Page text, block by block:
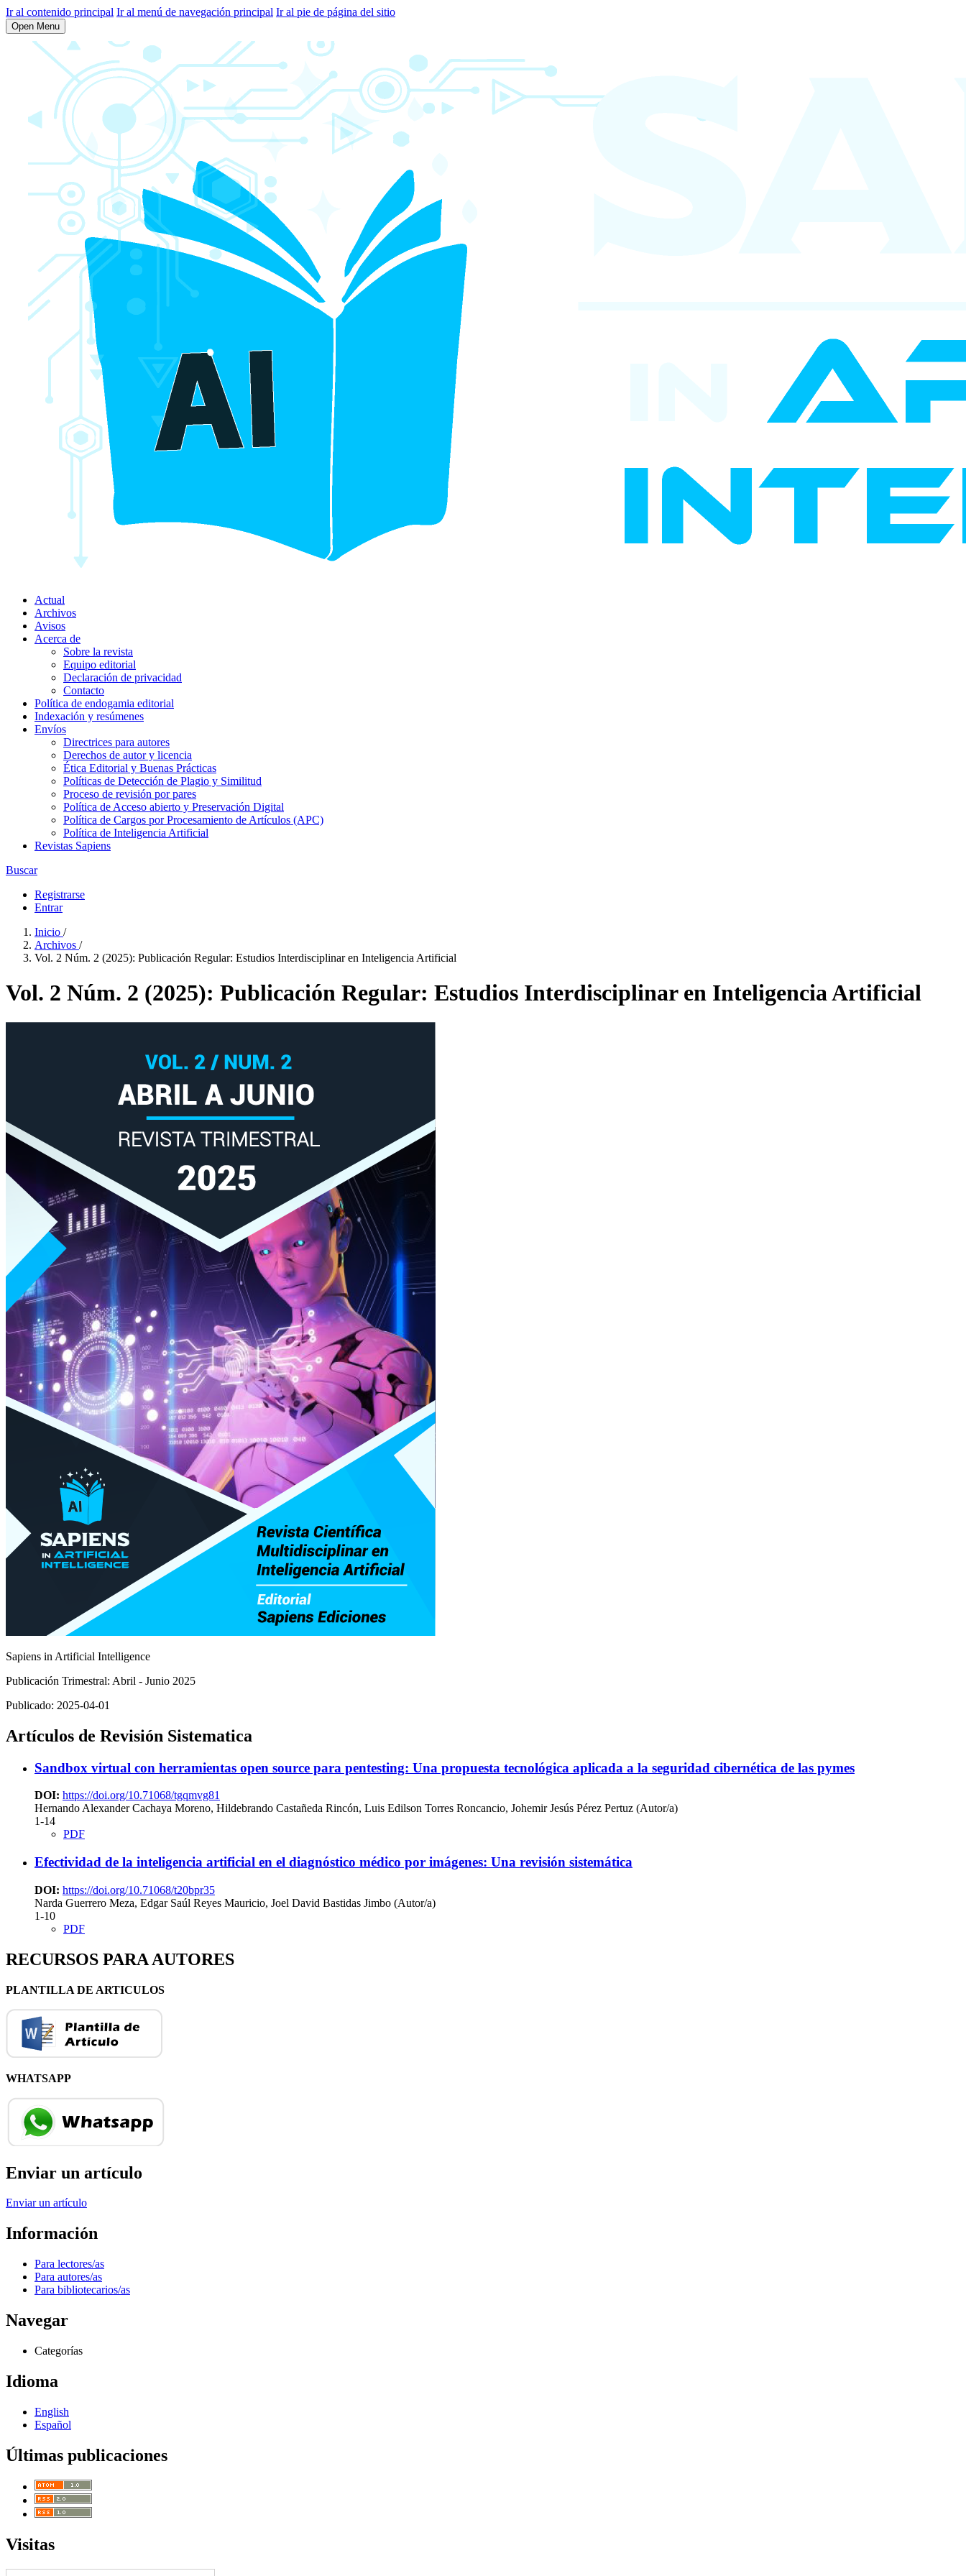
Ir al contenido principal Ir al menú de navegación principal Ir al pie de página del sitio
Open Menu
Actual
Archivos
Avisos
Acerca de
Sobre la revista
Equipo editorial
Declaración de privacidad
Contacto
Política de endogamia editorial
Indexación y resúmenes
Envíos
Directrices para autores
Derechos de autor y licencia
Ética Editorial y Buenas Prácticas
Políticas de Detección de Plagio y Similitud
Proceso de revisión por pares
Política de Acceso abierto y Preservación Digital
Política de Cargos por Procesamiento de Artículos (APC)
Política de Inteligencia Artificial
Revistas Sapiens
Buscar
Registrarse
Entrar
Inicio /
Archivos /
Vol. 2 Núm. 2 (2025): Publicación Regular: Estudios Interdisciplinar en Inteligencia Artificial
Vol. 2 Núm. 2 (2025): Publicación Regular: Estudios Interdisciplinar en Inteligencia Artificial
Sapiens in Artificial Intelligence
Publicación Trimestral: Abril - Junio 2025
Publicado: 2025-04-01
Artículos de Revisión Sistematica
Sandbox virtual con herramientas open source para pentesting: Una propuesta tecnológica aplicada a la seguridad cibernética de las pymes
DOI: https://doi.org/10.71068/tgqmvg81
Hernando Alexander Cachaya Moreno, Hildebrando Castañeda Rincón, Luis Edilson Torres Roncancio, Johemir Jesús Pérez Pertuz (Autor/a)
1-14
PDF
Efectividad de la inteligencia artificial en el diagnóstico médico por imágenes: Una revisión sistemática
DOI: https://doi.org/10.71068/t20bpr35
Narda Guerrero Meza, Edgar Saúl Reyes Mauricio, Joel David Bastidas Jimbo (Autor/a)
1-10
PDF
RECURSOS PARA AUTORES
PLANTILLA DE ARTICULOS
WHATSAPP
Enviar un artículo
Enviar un artículo
Información
Para lectores/as
Para autores/as
Para bibliotecarios/as
Navegar
Categorías
Idioma
English
Español
Últimas publicaciones
Visitas